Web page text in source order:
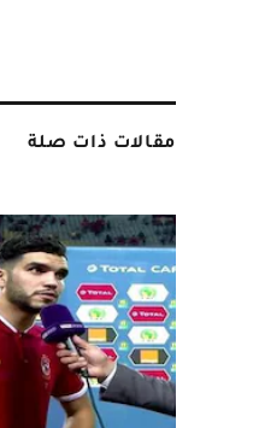
مقالات ذات صلة